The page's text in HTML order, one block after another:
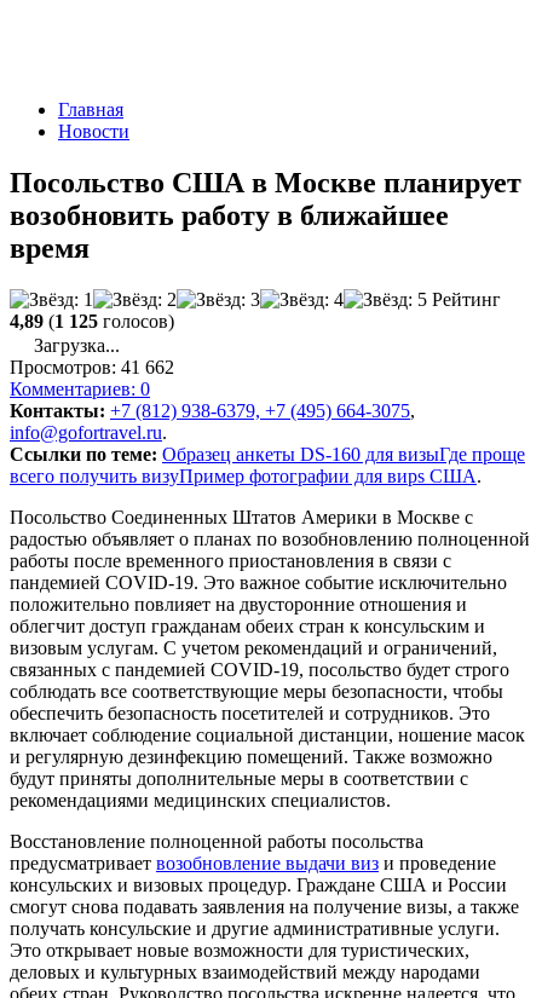
Главная
Новости
Посольство США в Москве планирует
возобновить работу в ближайшее
время
Рейтинг
4,89 (1 125 голосов)
Загрузка...
Просмотров: 41 662
Комментариев: 0
Контакты: +7 (812) 938-6379, +7 (495) 664-3075,
info@gofortravel.ru.
Ссылки по теме: Образец анкеты DS-160 для визыГде проще
всего получить визуПример фотографии для виps США.
Посольство Соединенных Штатов Америки в Москве с
радостью объявляет о планах по возобновлению полноценной
работы после временного приостановления в связи с
пандемией COVID-19. Это важное событие исключительно
положительно повлияет на двусторонние отношения и
облегчит доступ гражданам обеих стран к консульским и
визовым услугам. С учетом рекомендаций и ограничений,
связанных с пандемией COVID-19, посольство будет строго
соблюдать все соответствующие меры безопасности, чтобы
обеспечить безопасность посетителей и сотрудников. Это
включает соблюдение социальной дистанции, ношение масок
и регулярную дезинфекцию помещений. Также возможно
будут приняты дополнительные меры в соответствии с
рекомендациями медицинских специалистов.
Восстановление полноценной работы посольства
предусматривает возобновление выдачи виз и проведение
консульских и визовых процедур. Граждане США и России
смогут снова подавать заявления на получение визы, а также
получать консульские и другие административные услуги.
Это открывает новые возможности для туристических,
деловых и культурных взаимодействий между народами
обеих стран. Руководство посольства искренне надеется, что